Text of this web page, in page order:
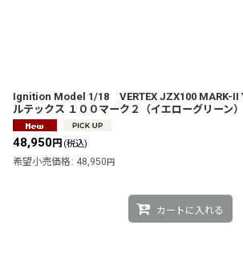
Ignition Model 1/18 VERTEX JZX100 MARK-II
ルテックス １００マーク２（イエローグリーン
48,950円 (税込)
希望小売価格 : 48,950 円
カートに入れる